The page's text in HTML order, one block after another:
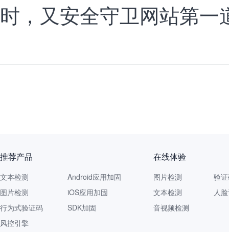
时，又安全守卫网站第一
推荐产品
文本检测
图片检测
行为式验证码
风控引擎
Android应用加固
iOS应用加固
SDK加固
在线体验
图片检测
文本检测
音视频检测
验
人